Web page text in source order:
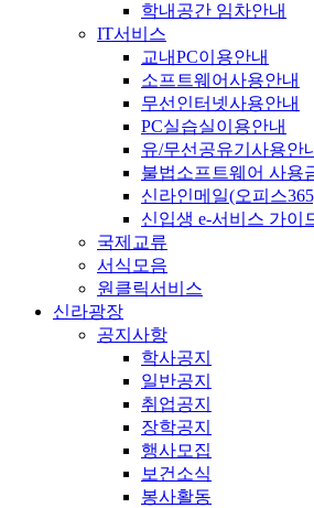
학내공간 임차안내
IT서비스
교내PC이용안내
소프트웨어사용안내
무선인터넷사용안내
PC실습실이용안내
유/무선공유기사용안
불법소프트웨어 사용
신라인메일(오피스
신입생 e-서비스 가이
국제교류
서식모음
원클릭서비스
신라광장
공지사항
학사공지
일반공지
취업공지
장학공지
행사모집
보건소식
봉사활동